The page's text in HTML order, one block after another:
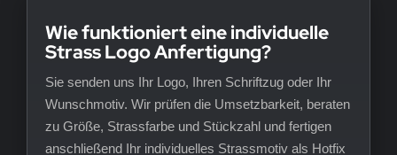
Wie funktioniert eine individuelle
Strass Logo Anfertigung?
Sie senden uns Ihr Logo, Ihren Schriftzug oder Ihr
Wunschmotiv. Wir prüfen die Umsetzbarkeit, beraten
zu Größe, Strassfarbe und Stückzahl und fertigen
anschließend Ihr individuelles Strassmotiv als Hotfix